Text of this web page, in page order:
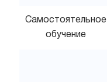
Самостоятельное
обучение